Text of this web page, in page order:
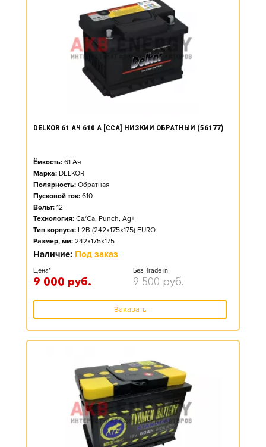
DELKOR 61 АЧ 610 А [CCA] НИЗКИЙ ОБРАТНЫЙ (56177)
Ёмкость: 61 Ач
Марка: DELKOR
Полярность: Обратная
Пусковой ток: 610
Вольт: 12
Технология: Ca/Ca, Punch, Ag+
Тип корпуса: L2B (242x175x175) EURO
Размер, мм: 242x175x175
Наличие: Под заказ
Цена*
9 000 руб.
Без Trade-in
9 500 руб.
Заказать